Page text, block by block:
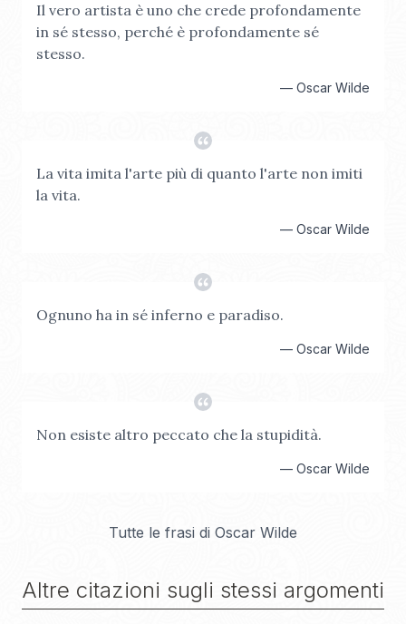
Il vero artista è uno che crede profondamente
in sé stesso, perché è profondamente sé
stesso.
— Oscar Wilde
La vita imita l'arte più di quanto l'arte non imiti
la vita.
— Oscar Wilde
Ognuno ha in sé inferno e paradiso.
— Oscar Wilde
Non esiste altro peccato che la stupidità.
— Oscar Wilde
Tutte le frasi di Oscar Wilde
Altre citazioni sugli stessi argomenti